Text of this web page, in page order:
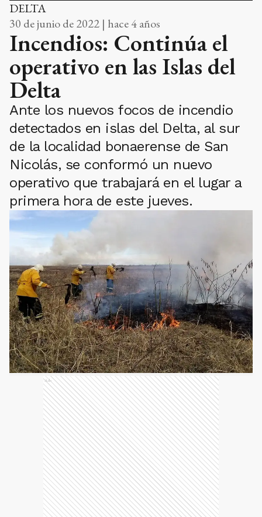
DELTA
30 de junio de 2022 | hace 4 años
Incendios: Continúa el
operativo en las Islas del
Delta
Ante los nuevos focos de incendio
detectados en islas del Delta, al sur
de la localidad bonaerense de San
Nicolás, se conformó un nuevo
operativo que trabajará en el lugar a
primera hora de este jueves.
Ads